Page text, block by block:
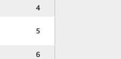
4
5
6